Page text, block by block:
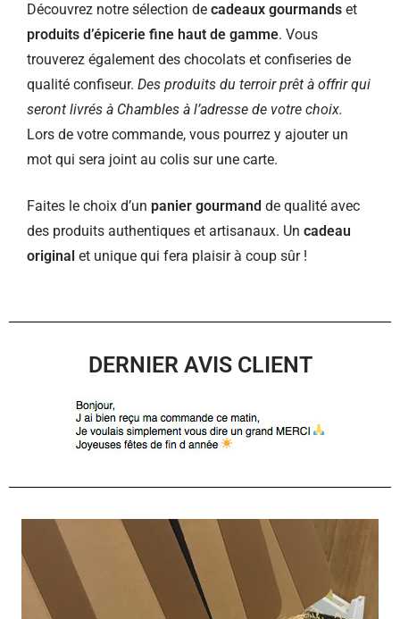
Découvrez notre sélection de cadeaux gourmands et
produits d’épicerie fine haut de gamme. Vous
trouverez également des chocolats et confiseries de
qualité confiseur. Des produits du terroir prêt à offrir qui
seront livrés à Chambles à l’adresse de votre choix.
Lors de votre commande, vous pourrez y ajouter un
mot qui sera joint au colis sur une carte.
Faites le choix d’un panier gourmand de qualité avec
des produits authentiques et artisanaux. Un cadeau
original et unique qui fera plaisir à coup sûr !
DERNIER AVIS CLIENT